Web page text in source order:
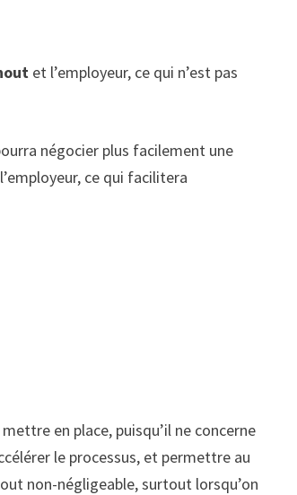
et l’employeur, ce qui n’est pas
négocier plus facilement une
ce qui facilitera
en place, puisqu’il ne concerne
le processus, et permettre au
non-négligeable, surtout lorsqu’on